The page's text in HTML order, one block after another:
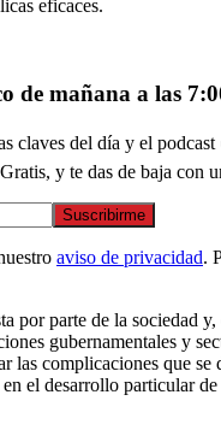
eficaces.
de mañana a las
claves del día y el
y te das de baja con
Suscribirme
aviso de privacidad.
por parte de la sociedad
gubernamentales y
las complicaciones que se
el desarrollo particular